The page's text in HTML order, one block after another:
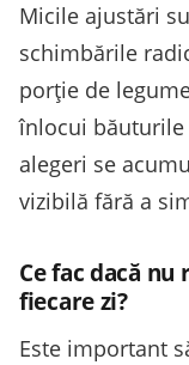
Micile ajustări
schimbările
porție de
înlocui băuturile
alegeri se
vizibilă fără a
Ce fac dacă
fiecare zi?
Este important